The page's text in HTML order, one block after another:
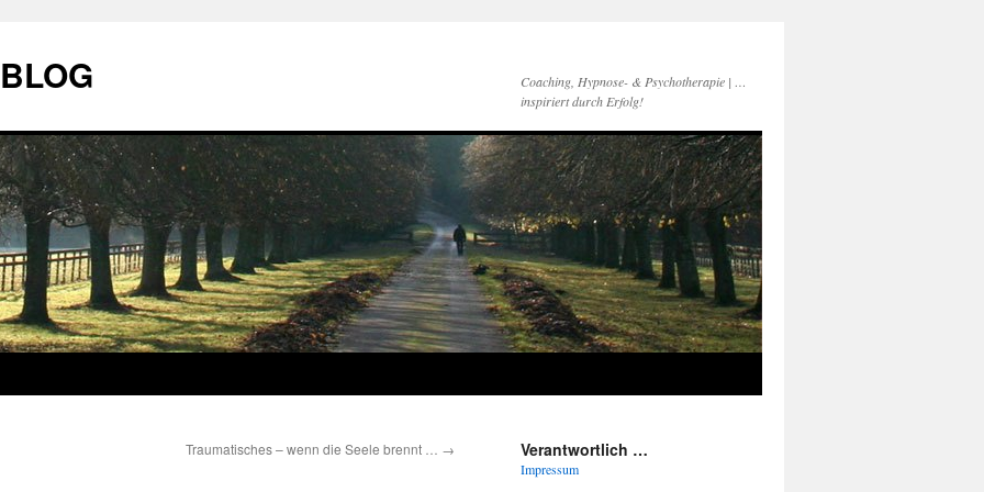
Coaching, Hypnose- & Psychotherapie | …
inspiriert durch Erfolg!
Traumatisches – wenn die Seele brennt … → Verantwortlich …
Impressum